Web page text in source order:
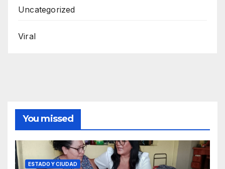
Uncategorized
Viral
You missed
ESTADO Y CIUDAD